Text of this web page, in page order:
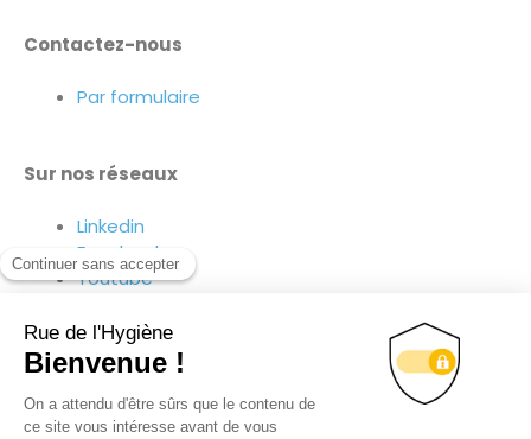
Contactez-nous
Par formulaire
Sur nos réseaux
Linkedin
Facebook
Youtube
Suivez-nous sur nos réseaux !